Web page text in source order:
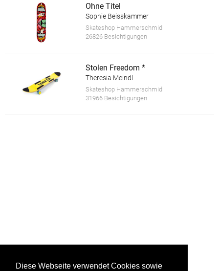
Diese Webseite verwendet Cookies sowie
Ohne Titel
Sophie Beisskammer
Skateshop Hammerschmid
26826 Besichtigungen
Stolen Freedom *
Theresia Meindl
Skateshop Hammerschmid
31966 Besichtigungen